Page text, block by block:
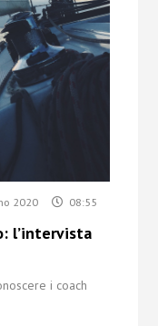
2020 08:55
l’intervista
i coach